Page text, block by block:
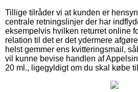
Tillige tilråder vi at kunden er
centrale retningslinjer der har
eksempelvis hvilken returret online
relation til det er det ydermere
helst gemmer ens kvitteringsmail,
vil kunne bevise handlen af
20 ml., ligegyldigt om du skal købe